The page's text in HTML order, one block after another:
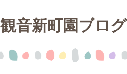
観音新町園ブログ